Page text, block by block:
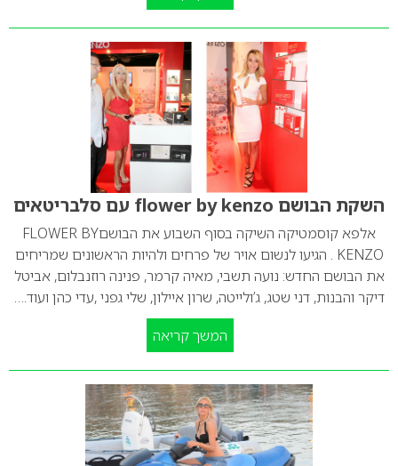
השקת הבושם flower by kenzo עם סלבריטאים
אלפא קוסמטיקה השיקה בסוף השבוע את הבושםFLOWER BY
KENZO . הגיעו לנשום אויר של פרחים ולהיות הראשונים שמריחים
את הבושם החדש: נועה תשבי, מאיה קרמר, פנינה רוזנבלום, אביטל
דיקר והבנות, דני שטג, ג’ולייטה, שרון איילון, שלי גפני ,עדי כהן ועוד.…
המשך קריאה